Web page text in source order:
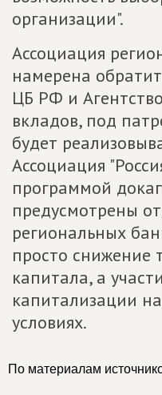
организации".
Ассоциация
намерена
ЦБ РФ и
вкладов, под
будет
Ассоциация
программой
предусмотрены
региональных
просто снижение
капитала, а
капитализации
условиях.
По материалам